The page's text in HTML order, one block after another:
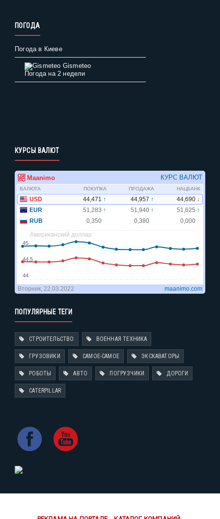
ПОГОДА
Погода в Киеве
Gismeteo
Погода на 2 недели
КУРСЫ ВАЛЮТ
ПОПУЛЯРНЫЕ ТЕГИ
СТРОИТЕЛЬСТВО ВОЕННАЯ ТЕХНИКА
ГРУЗОВИКИ САМОЕ-САМОЕ ЭКСКАВАТОРЫ
РОБОТЫ АВТО ПОГРУЗЧИКИ ДОРОГИ
CATERPILLAR